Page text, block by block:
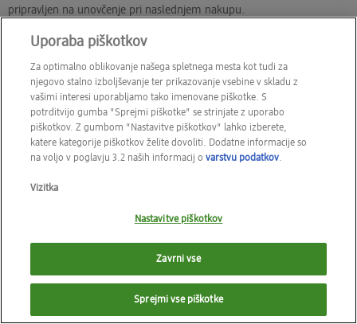
pripravljen na unovčenje pri naslednjem nakupu.
Uporaba piškotkov
Za optimalno oblikovanje našega spletnega mesta kot tudi za
njegovo stalno izboljševanje ter prikazovanje vsebine v skladu z
vašimi interesi uporabljamo tako imenovane piškotke. S
potrditvijo gumba "Sprejmi piškotke" se strinjate z uporabo
piškotkov. Z gumbom "Nastavitve piškotkov" lahko izberete,
katere kategorije piškotkov želite dovoliti. Dodatne informacije so
na voljo v poglavju 3.2 naših informacij ovarstvu podatkov.
Vizitka
Nastavitve piškotkov
Zavrni vse
Sprejmi vse piškotke